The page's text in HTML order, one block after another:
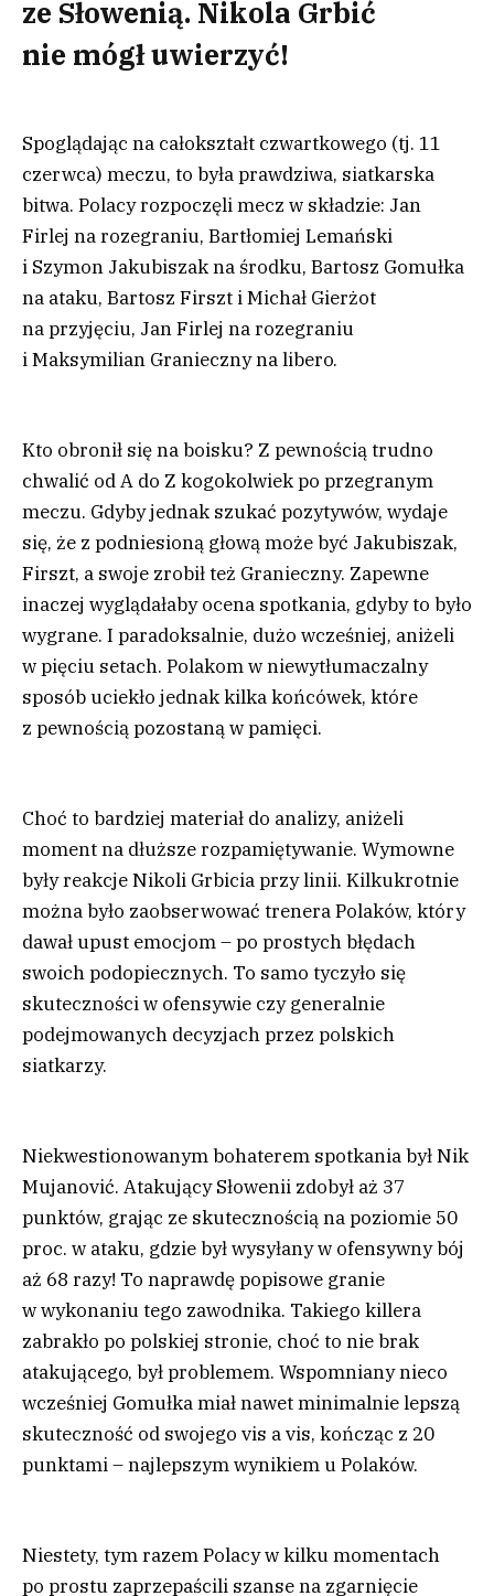
ze Słowenią. Nikola Grbić
nie mógł uwierzyć!
Spoglądając na całokształt czwartkowego (tj. 11
czerwca) meczu, to była prawdziwa, siatkarska
bitwa. Polacy rozpoczęli mecz w składzie: Jan
Firlej na rozegraniu, Bartłomiej Lemański
i Szymon Jakubiszak na środku, Bartosz Gomułka
na ataku, Bartosz Firszt i Michał Gierżot
na przyjęciu, Jan Firlej na rozegraniu
i Maksymilian Granieczny na libero.
Kto obronił się na boisku? Z pewnością trudno
chwalić od A do Z kogokolwiek po przegranym
meczu. Gdyby jednak szukać pozytywów, wydaje
się, że z podniesioną głową może być Jakubiszak,
Firszt, a swoje zrobił też Granieczny. Zapewne
inaczej wyglądałaby ocena spotkania, gdyby to było
wygrane. I paradoksalnie, dużo wcześniej, aniżeli
w pięciu setach. Polakom w niewytłumaczalny
sposób uciekło jednak kilka końcówek, które
z pewnością pozostaną w pamięci.
Choć to bardziej materiał do analizy, aniżeli
moment na dłuższe rozpamiętywanie. Wymowne
były reakcje Nikoli Grbicia przy linii. Kilkukrotnie
można było zaobserwować trenera Polaków, który
dawał upust emocjom – po prostych błędach
swoich podopiecznych. To samo tyczyło się
skuteczności w ofensywie czy generalnie
podejmowanych decyzjach przez polskich
siatkarzy.
Niekwestionowanym bohaterem spotkania był Nik
Mujanović. Atakujący Słowenii zdobył aż 37
punktów, grając ze skutecznością na poziomie 50
proc. w ataku, gdzie był wysyłany w ofensywny bój
aż 68 razy! To naprawdę popisowe granie
w wykonaniu tego zawodnika. Takiego killera
zabrakło po polskiej stronie, choć to nie brak
atakującego, był problemem. Wspomniany nieco
wcześniej Gomułka miał nawet minimalnie lepszą
skuteczność od swojego vis a vis, kończąc z 20
punktami – najlepszym wynikiem u Polaków.
Niestety, tym razem Polacy w kilku momentach
po prostu zaprzepaścili szanse na zgarnięcie